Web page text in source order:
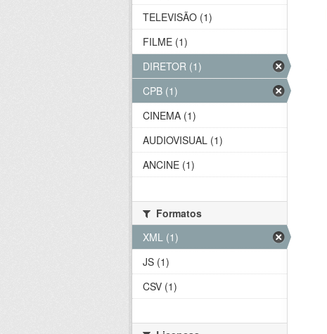
TELEVISÃO (1)
FILME (1)
DIRETOR (1)
CPB (1)
CINEMA (1)
AUDIOVISUAL (1)
ANCINE (1)
Formatos
XML (1)
JS (1)
CSV (1)